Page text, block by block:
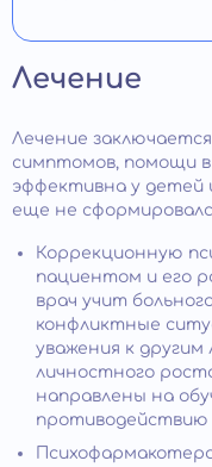
Лечение
Лечение
симптомов, помощи в
эффективна у детей
еще не
Коррекционную
пациентом и его
врач учит
конфликтные
уважения к
личностного
направлены на
противодействию